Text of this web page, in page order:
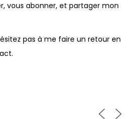
vous abonner, et partager mon
pas à me faire un retour en